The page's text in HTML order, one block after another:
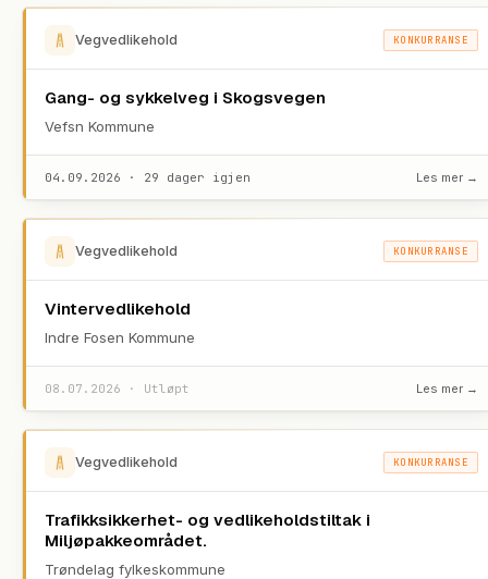
Vegvedlikehold KONKURRANSE
Gang- og sykkelveg i Skogsvegen
Vefsn Kommune
04.09.2026 · 29 dager igjen Les mer →
Vegvedlikehold KONKURRANSE
Vintervedlikehold
Indre Fosen Kommune
08.07.2026 · Utløpt Les mer →
Vegvedlikehold KONKURRANSE
Trafikksikkerhet- og vedlikeholdstiltak i
Miljøpakkeområdet.
Trøndelag fylkeskommune